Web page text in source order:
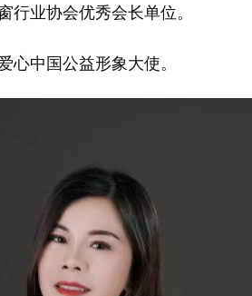
行业协会优秀会长单位。
心中国公益形象大使。